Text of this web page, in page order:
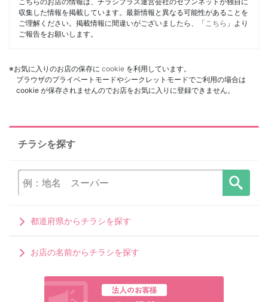
収集した情報を掲載しています。最新情報と異なる可能性があることを
ご理解ください。掲載情報に間違いがございましたら、「 こちら 」より
ご報告をお願いします。
※お気に入りのお店の保存に cookie を利用しています。
ブラウザのプライベートモードやシークレットモードでご利用の場合は
cookie が保存されませんのでお店をお気に入りに登録できません。
チラシを探す
都道府県からチラシを探す
お店の名前からチラシを探す